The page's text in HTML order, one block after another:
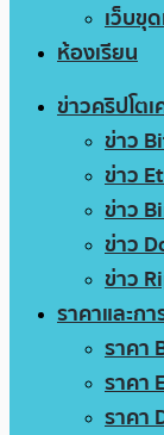
เว็บขุ
ห้องเรียน
ข่าวคริปโตเ
ข่าว
ข่าว
ข่าว
ข่าว
ข่าว
ราคาและกา
ราคา
ราคา
ราคา